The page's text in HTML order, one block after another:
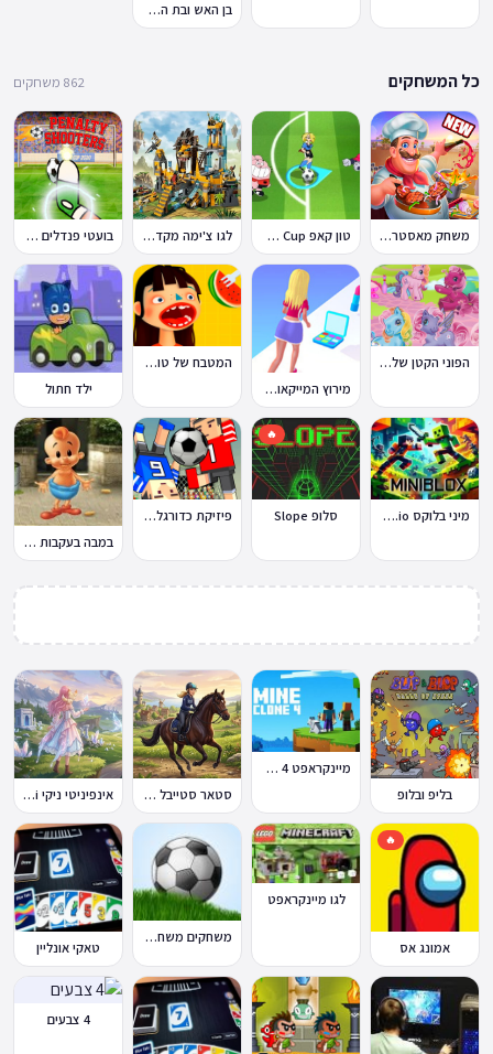
בן האש ובת המים 7: וחברים
כל המשחקים 862 משחקים
משחק מאסטר שף טון קאפ Toon Cup לגו צ'ימה מקדש האריות בועטי פנדלים Penalty Shooters
הפוני הקטן שלי: מסיבה בכפר
מירוץ המייקאובר Makeover Run
המטבח של טוקה בוקה
ילד חתול
מיני בלוקס Miniblox.io
🔥
סלופ Slope
פיזיקת כדורגל Soccer Physics
במבה בעקבות החטיף החטוף 2
בליפ ובלופ
מיינקראפט 4 קלון
סטאר סטייבל Star Stable Online
אינפיניטי ניקי Infinity Nikki
🔥
אמונג אס
לגו מיינקראפט
משחקים משחקי כדורגל במחשב וברשת
טאקי אונליין
4 צבעים